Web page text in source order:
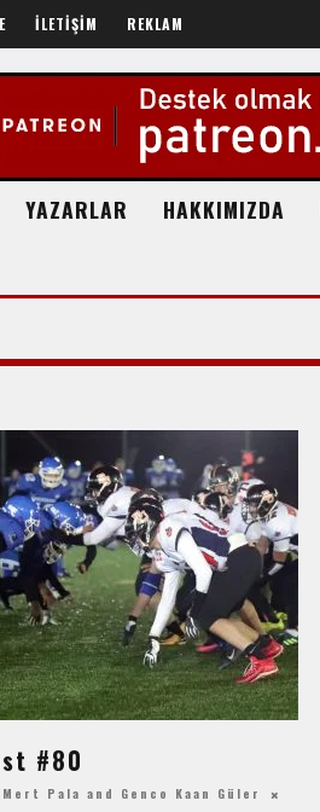
İLETİŞİM REKLAM
YAZARLAR HAKKIMIZDA
#80
Mert Pala and Genco Kaan Güler